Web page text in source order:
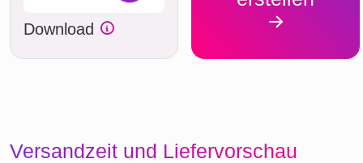
Download
Versandzeit und Liefervorschau